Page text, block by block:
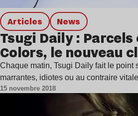
Articles news
Tsugi Daily : Parcels
Colors, le nouveau
Chaque matin, Tsugi Daily fait le point
marrantes, idiotes ou au contraire
15 novembre 2018